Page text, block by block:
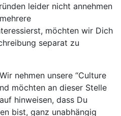
leider nicht annehmen
möchten wir Dich
separat zu
Wir nehmen unsere “Culture
möchten an dieser Stelle
hinweisen, dass Du
bist, ganz unabhängig